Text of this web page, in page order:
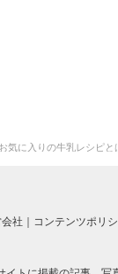
に入りの牛乳レシピと
社 コンテンツポリ